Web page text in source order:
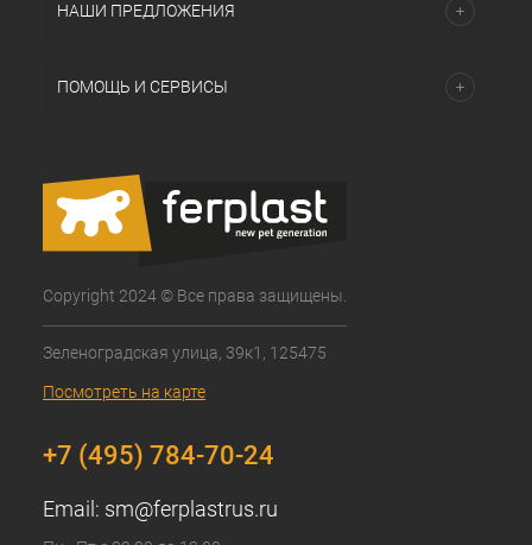
НАШИ ПРЕДЛОЖЕНИЯ
ПОМОЩЬ И СЕРВИСЫ
Copyright 2024 © Все права защищены.
Зеленоградская улица, 39к1, 125475
Посмотреть на карте
+7 (495) 784-70-24
Email: sm@ferplastrus.ru